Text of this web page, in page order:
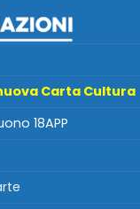
Carta Cultura
18APP